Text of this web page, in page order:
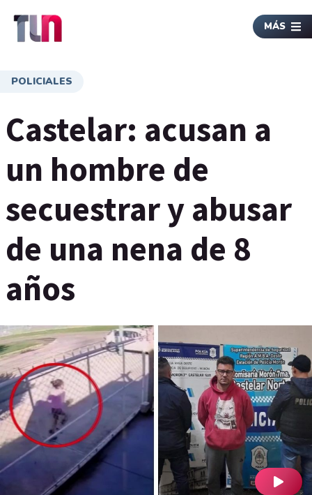
MÁS
POLICIALES
Castelar: acusan a
un hombre de
secuestrar y abusar
de una nena de 8
años